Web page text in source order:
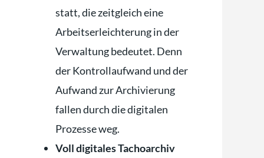
statt, die zeitgleich eine
Arbeitserleichterung in der
Verwaltung bedeutet. Denn
der Kontrollaufwand und der
Aufwand zur Archivierung
fallen durch die digitalen
Prozesse weg.
Voll digitales Tachoarchiv